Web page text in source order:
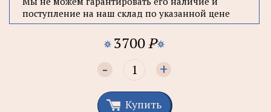
поступление на наш склад по указанной цене
3700P
- +
Купить